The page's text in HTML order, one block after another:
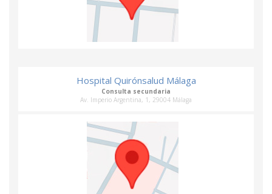
Hospital Quirónsalud Málaga
Consulta secundaria
Av. Imperio Argentina, 1, 29004 Málaga